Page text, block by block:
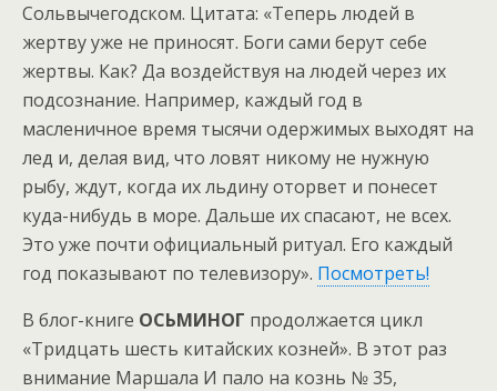
Сольвычегодском. Цитата: «Теперь людей в
жертву уже не приносят. Боги сами берут себе
жертвы. Как? Да воздействуя на людей через их
подсознание. Например, каждый год в
масленичное время тысячи одержимых выходят на
лед и, делая вид, что ловят никому не нужную
рыбу, ждут, когда их льдину оторвет и понесет
куда-нибудь в море. Дальше их спасают, не всех.
Это уже почти официальный ритуал. Его каждый
год показывают по телевизору». Посмотреть!
В блог-книге ОСЬМИНОГ продолжается цикл
«Тридцать шесть китайских козней». В этот раз
внимание Маршала И пало на кознь № 35,